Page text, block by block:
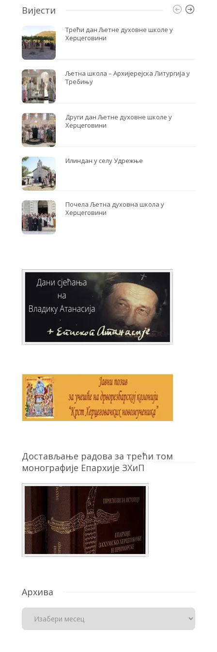
Вијести
Трећи дан Љетне духовне школе у
Херцеговини
Љетна школа – Архијерејска Литургија у
Требињу
Други дан Љетне духовне школе у
Херцеговини
Илиндан у селу Удрежње
Почела Љетна духовна школа у
Херцеговини
Достављање радова за трећи том
монографије Епархије ЗХиП
Архива